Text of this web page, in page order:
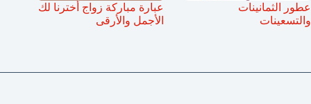
عطور الثمانينات
والتسعينات
عبارة مباركة زواج أخترنا لك
الأجمل والأرقى